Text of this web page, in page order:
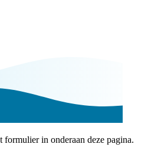
in onderaan deze pagina.